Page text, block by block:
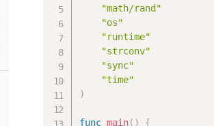
"math/rand"
"os"
"runtime"
"strconv"
"sync"
"time"
)
func main( )
{